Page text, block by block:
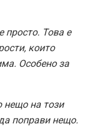
просто. Това е
които
Особено за
нещо на този
поправи нещо.